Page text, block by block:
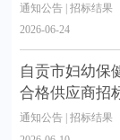
通知公告 | 招标结果
2026-06-24
自贡市妇幼保
合格供应商招
通知公告 | 招标结果